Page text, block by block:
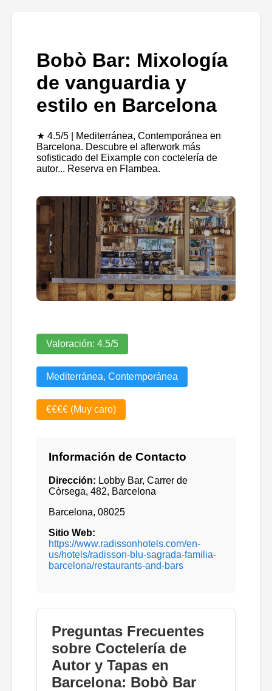
Bobò Bar: Mixología
de vanguardia y
estilo en Barcelona
★ 4.5/5 | Mediterránea, Contemporánea en
Barcelona. Descubre el afterwork más
sofisticado del Eixample con coctelería de
autor... Reserva en Flambea.
Valoración: 4.5/5
Mediterránea, Contemporánea
€€€€ (Muy caro)
Información de Contacto
Dirección: Lobby Bar, Carrer de
Còrsega, 482, Barcelona
Barcelona, 08025
Sitio Web:
https://www.radissonhotels.com/en-
us/hotels/radisson-blu-sagrada-familia-
barcelona/restaurants-and-bars
Preguntas Frecuentes
sobre Coctelería de
Autor y Tapas en
Barcelona: Bobò Bar